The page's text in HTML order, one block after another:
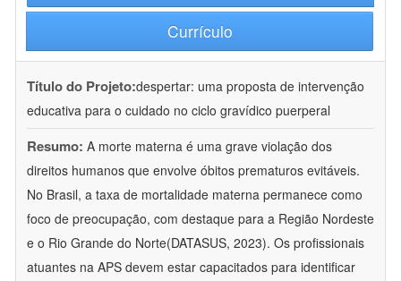
Currículo
Título do Projeto:despertar: uma proposta de intervenção
educativa para o cuidado no ciclo gravídico puerperal
Resumo: A morte materna é uma grave violação dos
direitos humanos que envolve óbitos prematuros evitáveis.
No Brasil, a taxa de mortalidade materna permanece como
foco de preocupação, com destaque para a Região Nordeste
e o Rio Grande do Norte(DATASUS, 2023). Os profissionais
atuantes na APS devem estar capacitados para identificar